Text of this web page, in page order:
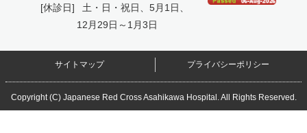
[休診日]
土・日・祝日、5月1日、
12月29日～1月3日
サイトマップ プライバシーポリシー
Copyright (C) Japanese Red Cross Asahikawa Hospital. All Rights Reserved.